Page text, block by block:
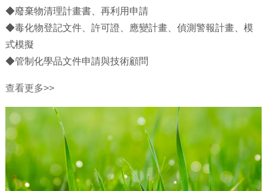
◆廢棄物清理計畫書、再利用申請
◆毒化物登記文件、許可證、應變計畫、偵測警報計畫、模
式模擬
◆管制化學品文件申請與技術顧問
查看更多>>